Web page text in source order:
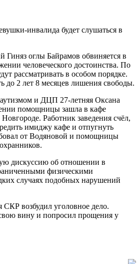
инвалида будет слушаться в
Гиняз оглы Байрамов обвиняется в
человеческого достоинства. По
рассматривать в особом порядке.
до 2 лет 8 месяцев лишения свободы.
аутизмом и ДЦП 27-летняя Оксана
помощницы зашла в кафе
Работник заведения счёл,
имиджу кафе и отпугнуть
от Водяновой и помощницы
дискуссию об отношении в
физическими
случаях подобных нарушений
возбудил уголовное дело.
вину и попросил прощения у